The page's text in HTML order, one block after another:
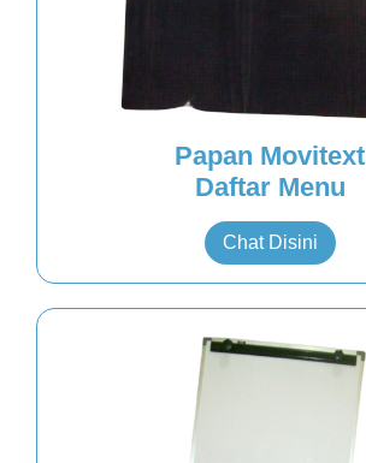
Papan Movitext
Daftar Menu
Chat Disini